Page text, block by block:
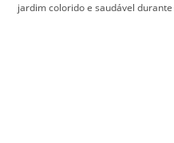
jardim colorido e saudável